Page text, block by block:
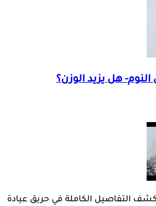
النوم- هل يزيد الوزن؟
التفاصيل الكاملة في حريق عيادة